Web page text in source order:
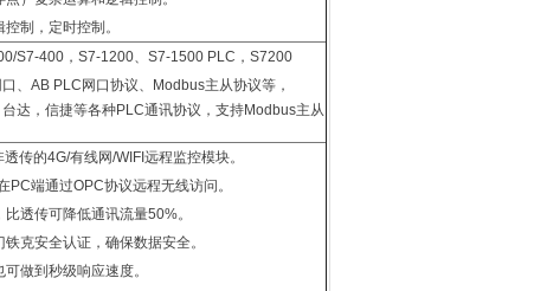
制，定时控制。
S7-400，S7-1200、S7-1500 PLC，S7200
、AB PLC网口协议、
Modbus主从协议等，
达，信捷等各种PLC通讯协议， 支持Modbus主从
传的4G/有线网/WIFI远程监控模块。
端通过OPC协议远程无线访问。
透传可降低通讯流量50%。
克安全认证，确保数据安全。
做到秒级响应速度。